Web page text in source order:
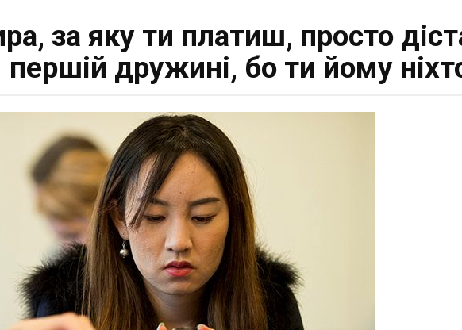
за яку ти платиш, просто
першій дружині, бо ти йому